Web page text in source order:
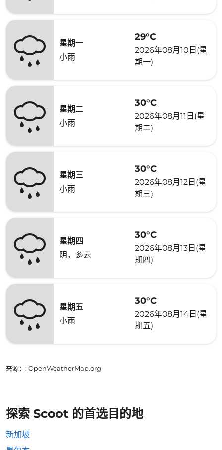
星期一
小雨
29°C
2026年08月10日(星
期一)
星期二
小雨
30°C
2026年08月11日(星
期二)
星期三
小雨
30°C
2026年08月12日(星
期三)
星期四
阴，多云
30°C
2026年08月13日(星
期四)
星期五
小雨
30°C
2026年08月14日(星
期五)
来源： : OpenWeatherMap.org
探索 Scoot 的首选目的地
新加坡